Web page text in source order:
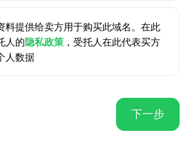
料提供给卖方用于购买此域名。在此
人的隐私政策 ，受托人在此代表买方
人数据
下一步